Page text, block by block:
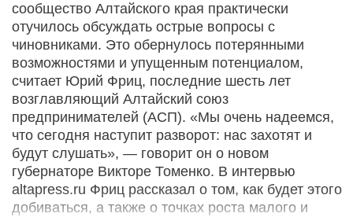
сообщество Алтайского края практически
отучилось обсуждать острые вопросы с
чиновниками. Это обернулось потерянными
возможностями и упущенным потенциалом,
считает Юрий Фриц, последние шесть лет
возглавляющий Алтайский союз
предпринимателей (АСП). «Мы очень надеемся,
что сегодня наступит разворот: нас захотят и
будут слушать», — говорит он о новом
губернаторе Викторе Томенко. В интервью
altapress.ru Фриц рассказал о том, как будет этого
добиваться, а также о точках роста малого и